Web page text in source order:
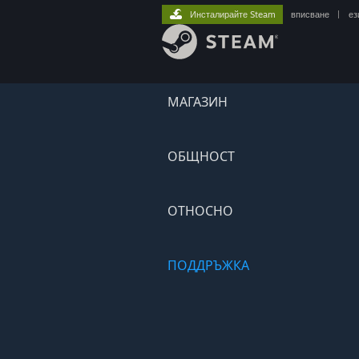
МАГАЗИН
ОБЩНОСТ
ОТНОСНО
ПОДДРЪЖКА
Инсталирайте Steam вписване